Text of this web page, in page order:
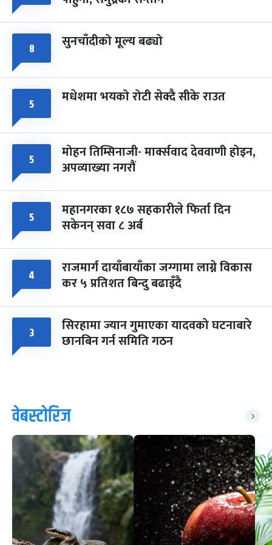
८ सुनचाँदीको मूल्य बढ्यो
५ मधेशमा भयको रोटी सेक्दै सीके राउत
५ मोहन तिम्सिनाजी- मार्क्सवाद देववाणी होइन,
अपव्याख्या नगरौं
५ महानगरका १८७ सहकारीले फिर्ता दिन
सकेनन् सवा ८ अर्ब
४ राजमार्ग दायाँबायाँका जग्गामा लाग्ने विकास
कर ५ प्रतिशत बिन्दु बढाइँदै
३ सिरहामा ज्यान गुमाएका यादवको घटनाबारे
छानबिन गर्न समिति गठन
वेबस्टोरिज